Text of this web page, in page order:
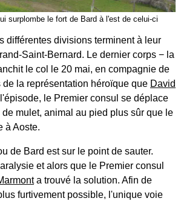
surplombe le fort de Bard à l'est de celui-ci
différentes divisions terminent à leur
Saint-Bernard. Le dernier corps − la
le col le 20 mai, en compagnie de
de la représentation héroïque que David
le Premier consul se déplace
mulet, animal au pied plus sûr que le
à Aoste.
de Bard est sur le point de sauter.
et alors que le Premier consul
a trouvé la solution. Afin de
furtivement possible, l'unique voie